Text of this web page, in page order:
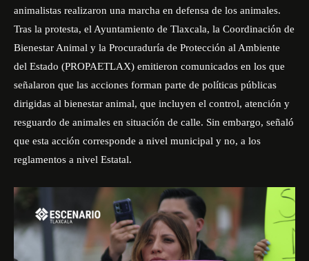
animalistas realizaron una marcha en defensa de los animales.
Tras la protesta, el Ayuntamiento de Tlaxcala, la Coordinación de
Bienestar Animal y la Procuraduría de Protección al Ambiente
del Estado (PROPAETLAX) emitieron comunicados en los que
señalaron que las acciones forman parte de políticas públicas
dirigidas al bienestar animal, que incluyen el control, atención y
resguardo de animales en situación de calle. Sin embargo, señaló
que esta acción corresponde a nivel municipal y no, a los
reglamentos a nivel Estatal.